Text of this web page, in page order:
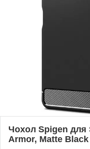
Чохол Spigen для
Armor, Matte Black